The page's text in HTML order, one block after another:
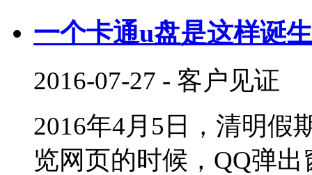
一个卡通u盘是这样诞
2016-07-27 - 客户见证
2016年4月5日，清明假
览网页的时候，QQ弹